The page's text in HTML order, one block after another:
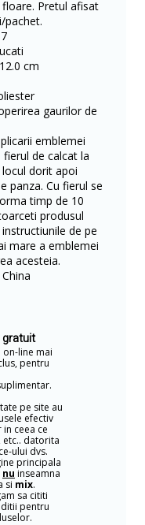
Pretul afisat
pachet.
cm
gaurilor de
emblemei
de calcat la
locul dorit apoi
panza. Cu fierul se
timp de 10
produsul
de pe
mare a emblemei
acesteia.
China
on-line mai
pentru
pe site au
efectiv
ceea ce
etc.. datorita
ului dvs.
principala
nu inseamna
si mix.
sa cititi
pentru